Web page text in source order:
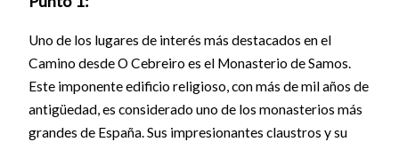
Uno de los lugares de interés más destacados en el
Camino desde O Cebreiro es el Monasterio de Samos.
Este imponente edificio religioso, con más de mil años de
antigüedad, es considerado uno de los monasterios más
grandes de España. Sus impresionantes claustros y su